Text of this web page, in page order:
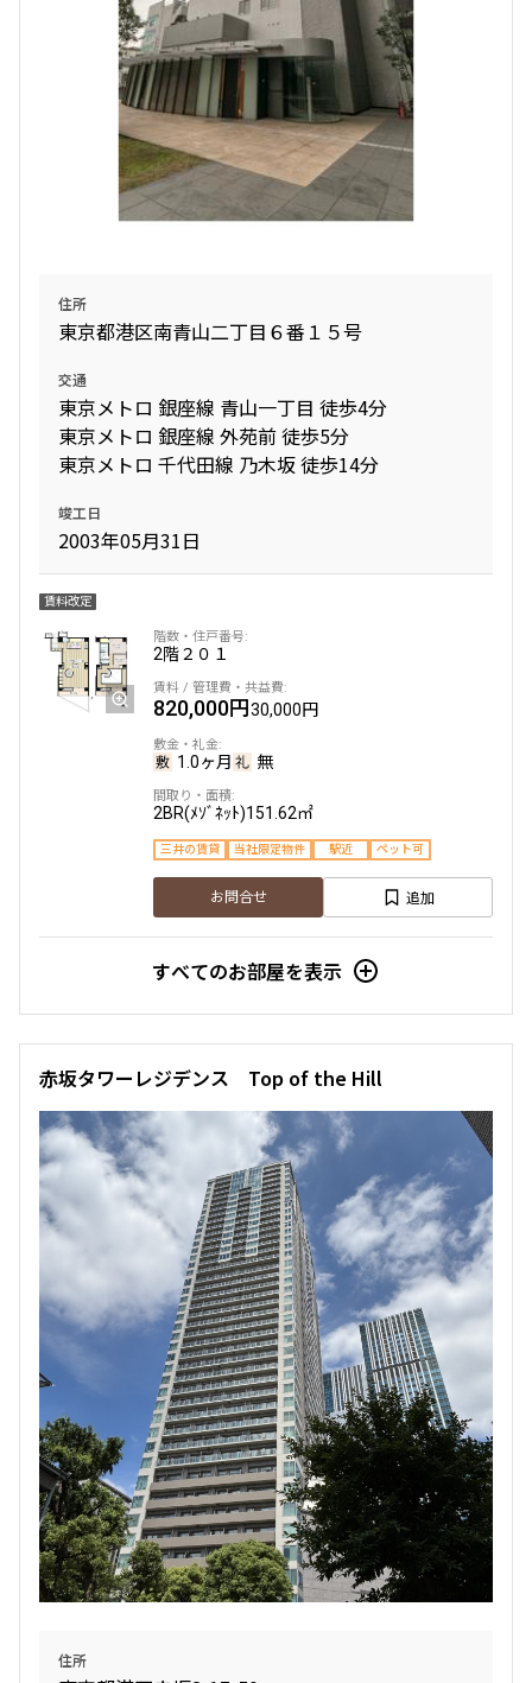
住所
東京都港区南青山二丁目６番１５号
交通
東京メトロ 銀座線 青山一丁目 徒歩4分
東京メトロ 銀座線 外苑前 徒歩5分
東京メトロ 千代田線 乃木坂 徒歩14分
竣工日
2003年05月31日
賃料改定
2階２０１
820,000円30,000円
1.0ヶ月 無
2BR(ﾒｿﾞﾈｯﾄ)151.62㎡
三井の賃貸 当社限定物件 駅近 ペット可
お問合せ 追加
すべてのお部屋を表示
赤坂タワーレジデンス Top of the Hill
住所